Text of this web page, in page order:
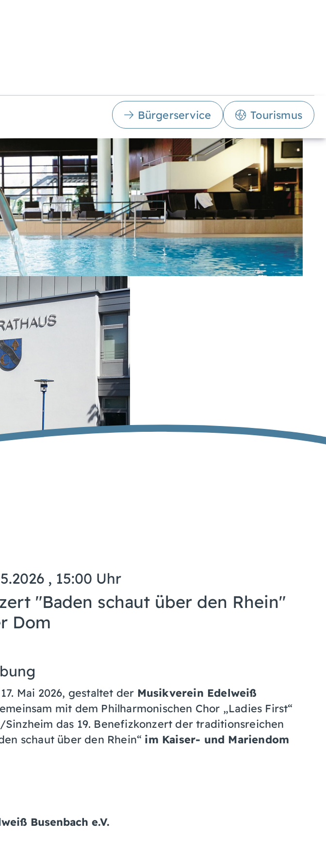
Bürgerservice Tourismus
, 15:00 Uhr
"Baden schaut über den Rhein"
Dom
Mai 2026, gestaltet der Musikverein Edelweiß
mit dem Philharmonischen Chor „Ladies First“
Sinzheim das 19. Benefizkonzert der traditionsreichen
schaut über den Rhein“ im Kaiser- und Mariendom
Busenbach e.V.